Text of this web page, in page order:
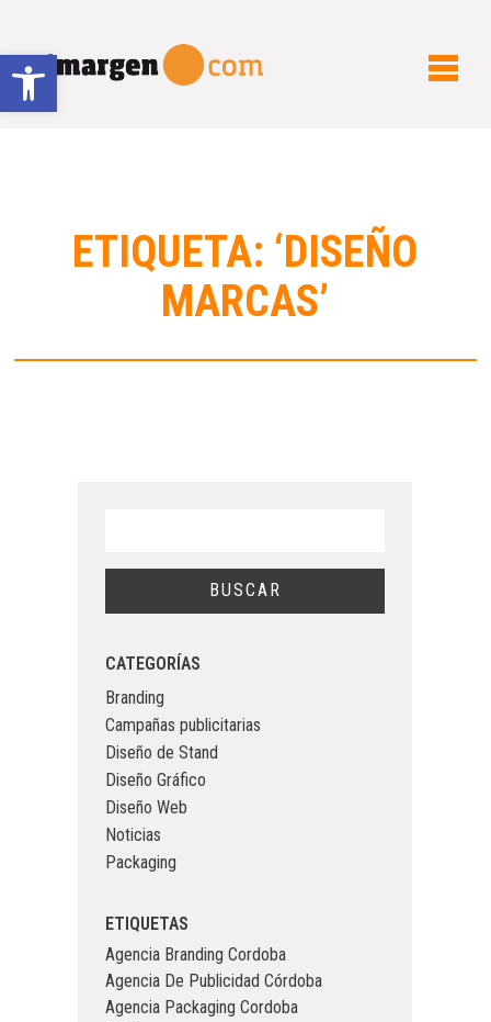
Abrir barra de herramientas
ETIQUETA: ‘DISEÑO
MARCAS’
CATEGORÍAS
Branding
Campañas publicitarias
Diseño de Stand
Diseño Gráfico
Diseño Web
Noticias
Packaging
ETIQUETAS
Agencia Branding Cordoba
Agencia De Publicidad Córdoba
Agencia Packaging Cordoba